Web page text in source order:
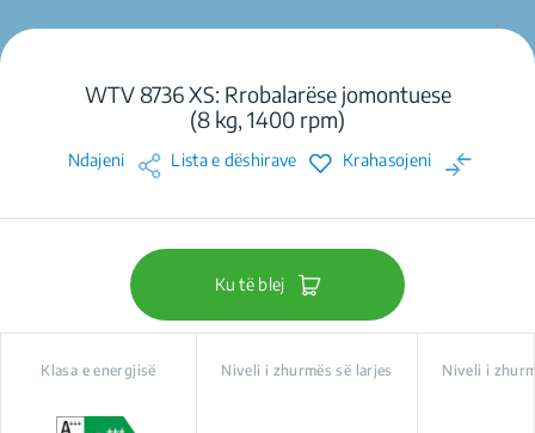
WTV 8736 XS: Rrobalarëse jomontuese
(8 kg, 1400 rpm)
Ndajeni Lista e dëshirave Krahasojeni
Ku të blej
Klasa e energjisë Niveli i zhurmës së larjes Niveli i